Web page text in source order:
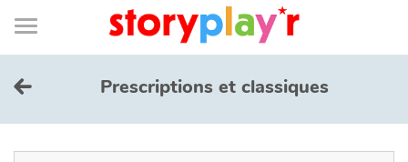
Connexion
Bibliothèque
de
page
Menu
Log in
Prescriptions et classiques